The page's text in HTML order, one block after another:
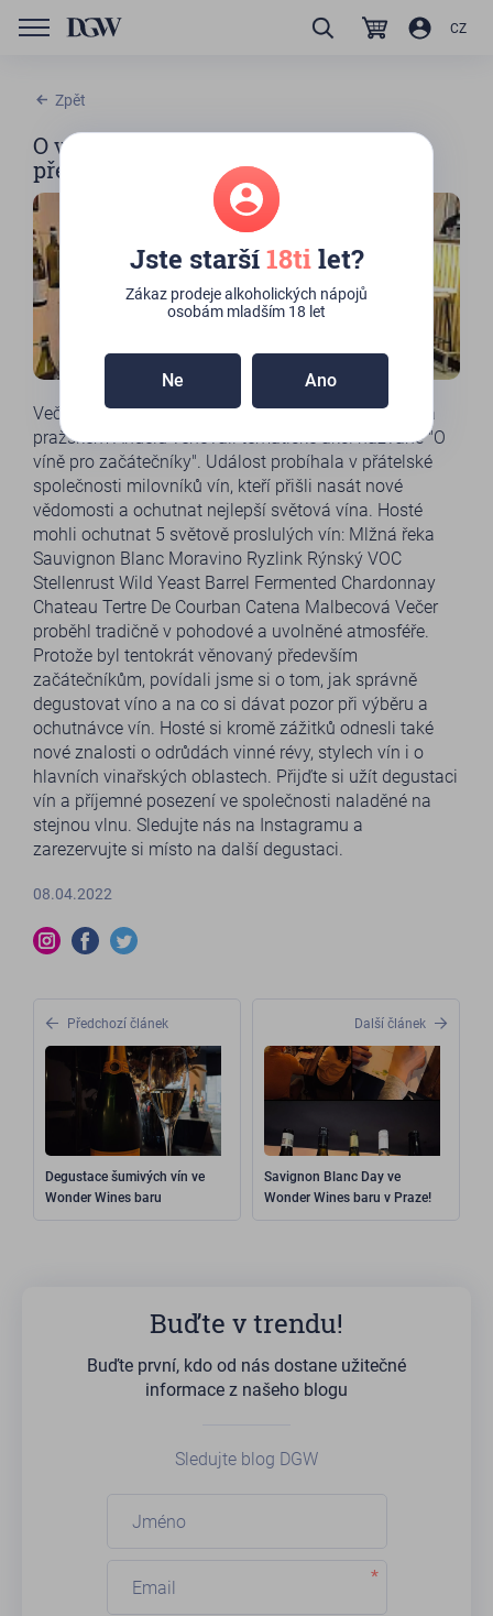
CZ
Zpět
O víně pro začátečníky: Po stopách
předních světových odrůd
Večer 8. dubna 2022 jsme ve Wonder Wines baru na
pražském Andělu věnovali tematické akci nazvané "O
víně pro začátečníky". Událost probíhala v přátelské
společnosti milovníků vín, kteří přišli nasát nové
vědomosti a ochutnat nejlepší světová vína. Hosté
mohli ochutnat 5 světově proslulých vín: Mlžná řeka
Sauvignon Blanc Moravino Ryzlink Rýnský VOC
Stellenrust Wild Yeast Barrel Fermented Chardonnay
Chateau Tertre De Courban Catena Malbecová Večer
proběhl tradičně v pohodové a uvolněné atmosféře.
Protože byl tentokrát věnovaný především
začátečníkům, povídali jsme si o tom, jak správně
degustovat víno a na co si dávat pozor při výběru a
ochutnávce vín. Hosté si kromě zážitků odnesli také
nové znalosti o odrůdách vinné révy, stylech vín i o
hlavních vinařských oblastech. Přijďte si užít degustaci
vín a příjemné posezení ve společnosti naladěné na
stejnou vlnu. Sledujte nás na Instagramu a
zarezervujte si místo na další degustaci.
08.04.2022
Předchozí článek
Degustace šumivých vín ve
Wonder Wines baru
Další článek
Savignon Blanc Day ve
Wonder Wines baru v Praze!
Buďte v trendu!
Buďte první, kdo od nás dostane užitečné
informace z našeho blogu
Sledujte blog DGW
*
Jste starší18tilet?
Zákaz prodeje alkoholických nápojů
osobám mladším 18 let
Ne Ano